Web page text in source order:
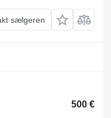
sælgeren
500 €